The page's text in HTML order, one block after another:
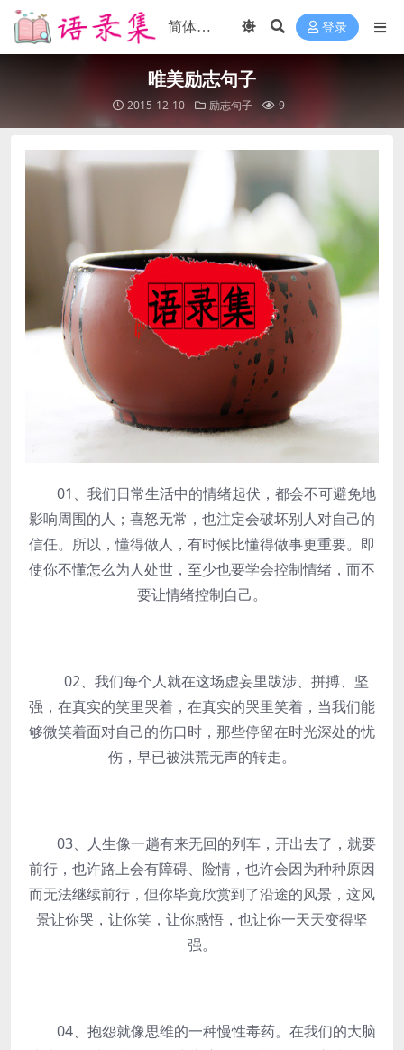
登录
唯美励志句子
2015-12-10 励志句子 9
01、我们日常生活中的情绪起伏，都会不可避免地
影响周围的人；喜怒无常，也注定会破坏别人对自己的
信任。所以，懂得做人，有时候比懂得做事更重要。即
使你不懂怎么为人处世，至少也要学会控制情绪，而不
要让情绪控制自己。
02、我们每个人就在这场虚妄里跋涉、拼搏、坚
强，在真实的笑里哭着，在真实的哭里笑着，当我们能
够微笑着面对自己的伤口时，那些停留在时光深处的忧
伤，早已被洪荒无声的转走。
03、人生像一趟有来无回的列车，开出去了，就要
前行，也许路上会有障碍、险情，也许会因为种种原因
而无法继续前行，但你毕竟欣赏到了沿途的风景，这风
景让你哭，让你笑，让你感悟，也让你一天天变得坚
强。
04、抱怨就像思维的一种慢性毒药。在我们的大脑